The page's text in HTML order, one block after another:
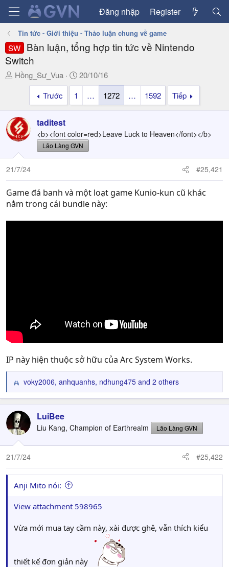
Đăng nhập Register
Tin tức - Giới thiệu - Thảo luận chung về game
SW
Bàn luận, tổng hợp tin tức về Nintendo
Switch
T
a
d
s
a
r
t
e
r
Hồng_Sư_Vua
N
g
y
i
20/10/16
Trước
1 … 1272 … 1592 Tiếp
taditest
<b><font color=red>Leave Luck to Heaven</font></b>
Lão Làng GVN
21/7/24 #25,421
Game đá banh và một loạt game Kunio-kun cũ khác
nằm trong cái bundle này:
IP này hiện thuộc sở hữu của Arc System Works.
R
e
c
t
i
o
n
s
:
voky2006, anhquanhs, ndhung475 and 2 others
LuiBee
Liu Kang, Champion of Earthrealm Lão Làng GVN
21/7/24 #25,422
Anji Mito nói:
View attachment 598965
Vừa mới mua tay cầm này, xài được ghê, vẫn thích kiểu
thiết kế đơn giản này